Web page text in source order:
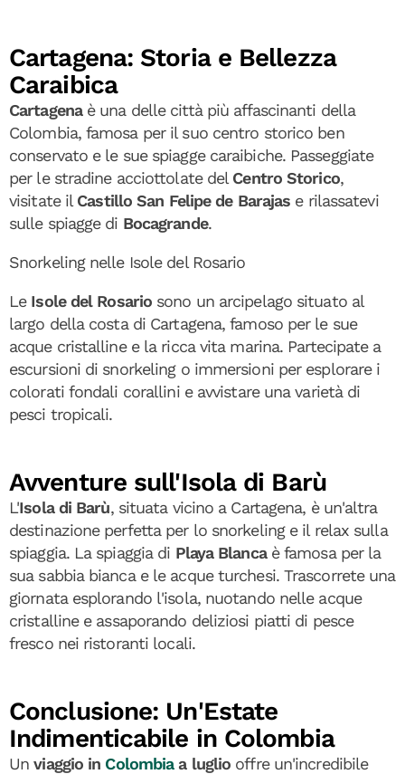
Cartagena: Storia e Bellezza
Caraibica
Cartagenaè una delle città più affascinanti della
Colombia, famosa per il suo centro storico ben
conservato e le sue spiagge caraibiche. Passeggiate
per le stradine acciottolate del Centro Storico,
visitate il Castillo San Felipe de Barajas e rilassatevi
sulle spiagge di Bocagrande.
Snorkeling nelle Isole del Rosario
Le Isole del Rosario sono un arcipelago situato al
largo della costa di Cartagena, famoso per le sue
acque cristalline e la ricca vita marina. Partecipate a
escursioni di snorkeling o immersioni per esplorare i
colorati fondali corallini e avvistare una varietà di
pesci tropicali.
Avventure sull'Isola di Barù
L'Isola di Barù, situata vicino a Cartagena, è un'altra
destinazione perfetta per lo snorkeling e il relax sulla
spiaggia. La spiaggia di Playa Blancaè famosa per la
sua sabbia bianca e le acque turchesi. Trascorrete una
giornata esplorando l'isola, nuotando nelle acque
cristalline e assaporando deliziosi piatti di pesce
fresco nei ristoranti locali.
Conclusione: Un'Estate
Indimenticabile in Colombia
Unviaggio in Colombiaa luglio offre un'incredibile